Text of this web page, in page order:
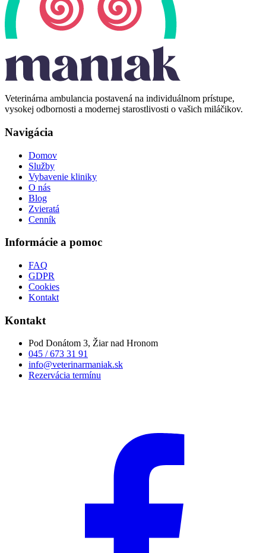
Veterinárna ambulancia postavená na individuálnom prístupe,
vysokej odbornosti a modernej starostlivosti o vašich miláčikov.
Navigácia
Domov
Služby
Vybavenie kliniky
O nás
Blog
Zvieratá
Cenník
Informácie a pomoc
FAQ
GDPR
Cookies
Kontakt
Kontakt
Pod Donátom 3, Žiar nad Hronom
045 / 673 31 91
info@veterinarmaniak.sk
Rezervácia termínu